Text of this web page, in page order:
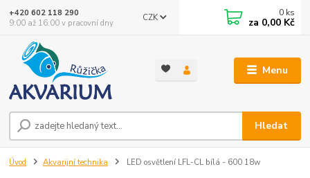
Menu
CZK
Hledat
+420 602 118 290
9:00 až 16:00 v pracovní dny
0 ks
za 0,00 Kč
Úvod Akvarijní technika LED osvětlení LFL-CL bílá - 600 18w